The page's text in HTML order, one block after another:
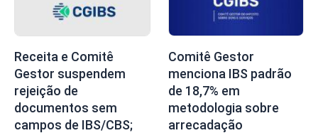
Receita e Comitê
Gestor suspendem
rejeição de
documentos sem
campos de IBS/CBS;
Comitê Gestor
menciona IBS padrão
de 18,7% em
metodologia sobre
arrecadação